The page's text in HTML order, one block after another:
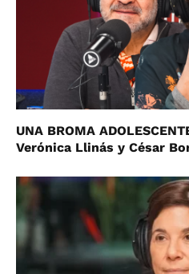
UNA BROMA
Verónica Llinás y César